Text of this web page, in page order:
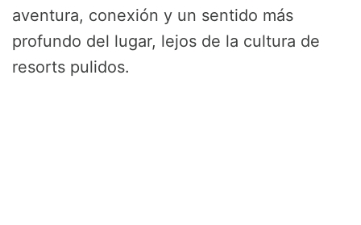
aventura, conexión y un sentido más
profundo del lugar, lejos de la cultura de
resorts pulidos.